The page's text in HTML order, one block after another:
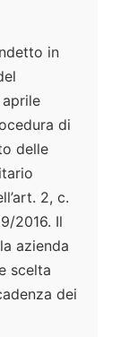
in
di
delle
2, c.
2016. Il
azienda
scelta
dei